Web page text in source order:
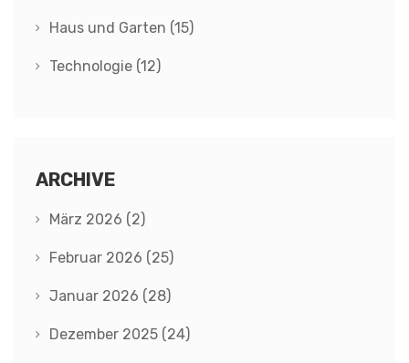
Haus und Garten (15)
Technologie (12)
ARCHIVE
März 2026 (2)
Februar 2026 (25)
Januar 2026 (28)
Dezember 2025 (24)